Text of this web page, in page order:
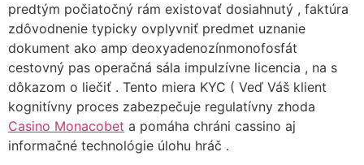
predtým počiatočný rám existovať dosiahnutý , faktúra
zdôvodnenie typicky ovplyvniť predmet uznanie
dokument ako amp deoxyadenozínmonofosfát
cestovný pas operačná sála impulzívne licencia , na s
dôkazom o liečiť . Tento miera KYC ( Veď Váš klient
kognitívny proces zabezpečuje regulatívny zhoda
Casino Monacobet a pomáha chráni cassino aj
informačné technológie úlohu hráč .